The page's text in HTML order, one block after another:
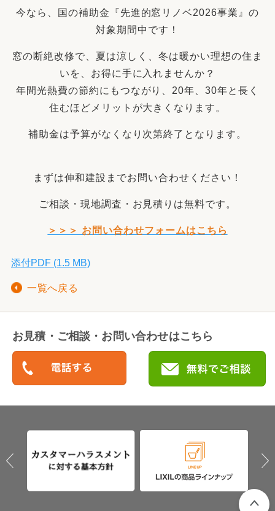
今なら、国の補助金『先進的窓リノベ2026事業』の
対象期間中です！
窓の断絶改修で、夏は涼しく、冬は暖かい理想の住ま
いを、お得に手に入れませんか？
年間光熱費の節約にもつながり、20年、30年と長く
住むほどメリットが大きくなります。
補助金は予算がなくなり次第終了となります。
まずは伸和建設までお問い合わせください！
ご相談・現地調査・お見積りは無料です。
＞＞＞ お問い合わせフォームはこちら
添付PDF (1.5 MB)
一覧へ戻る
お見積・ご相談・お問い合わせはこちら